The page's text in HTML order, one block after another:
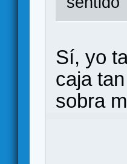
Sí, yo
caja
sobra